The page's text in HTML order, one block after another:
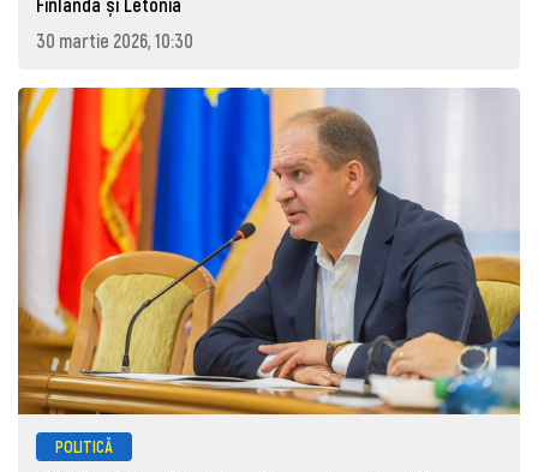
30 martie 2026, 10:30
POLITICĂ